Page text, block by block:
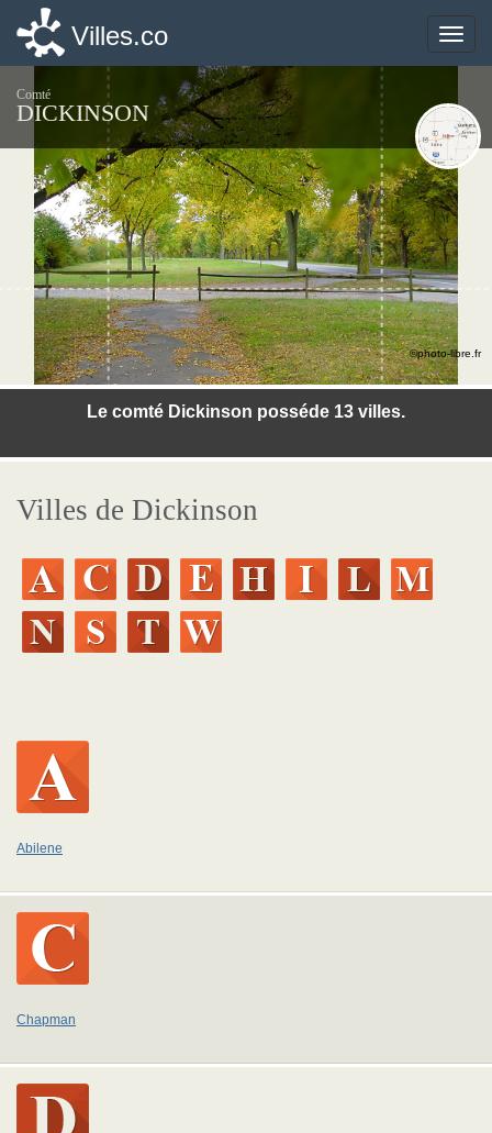
Toggle
Villes.co
Comté
DICKINSON
Le comté Dickinson posséde 13 villes.
©photo-libre.fr
Villes de Dickinson
Abilene
Chapman
Toggle
Villes.co